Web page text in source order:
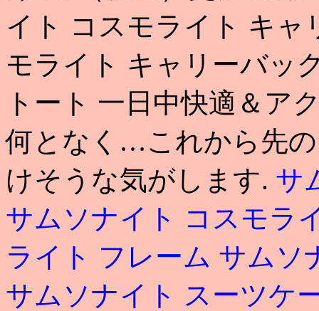
イト コスモライト キャ
モライト キャリーバッ
トート 一日中快適＆ア
何となく…これから先
けそうな気がします. サ
サムソナイト コスモラ
ライト フレーム サムソ
サムソナイト スーツケ